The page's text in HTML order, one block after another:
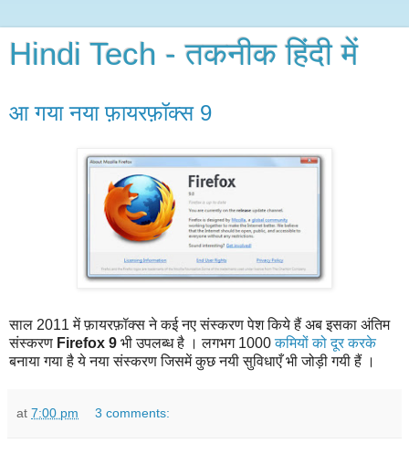
Hindi Tech - तकनीक हिंदी में
आ गया नया फ़ायरफ़ॉक्स 9
साल 2011 में फ़ायरफ़ॉक्स ने कई नए संस्करण पेश किये हैं अब इसका अंतिम
संस्करण Firefox 9 भी उपलब्ध है । लगभग 1000कमियों को दूर करके
बनाया गया है ये नया संस्करण जिसमें कुछ नयी सुविधाएँ भी जोड़ी गयी हैं ।
at 7:00 pm 3 comments: